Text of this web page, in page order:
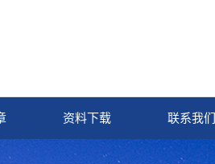
资料下载 联系我们